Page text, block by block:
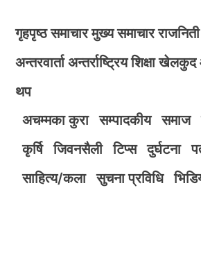
गृहपृष्ठ समाचार मुख्य समाचार राजनिती
अन्तरवार्ता अन्तर्राष्ट्रिय शिक्षा खेलकुद
थप
अचम्मका कुरा
सम्पादकीय समाज
कृर्षि
जिवनसैली टिप्स दुर्घटना
साहित्य/कला
सुचना प्रविधि